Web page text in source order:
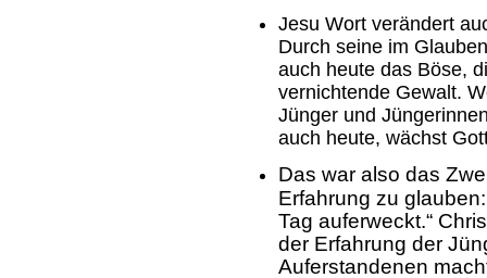
Jesu Wort verändert
Durch seine im
auch heute das Böse,
vernichtende Gewalt.
Jünger und
auch heute, wächst
Das war also das
Erfahrung zu
Tag auferweckt.“
der Erfahrung der
Auferstandenen